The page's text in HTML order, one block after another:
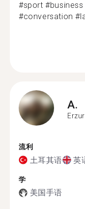
#sport
#conversation
A.
流利
土耳其语 英
学
美国手语